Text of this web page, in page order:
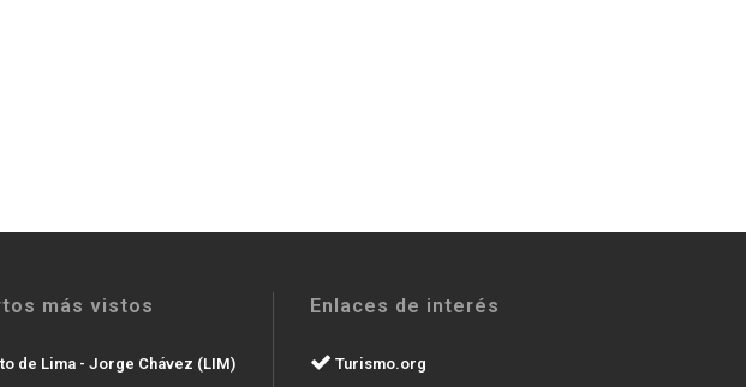
más vistos
de Lima - Jorge Chávez (LIM)
Enlaces de interés
Turismo.org